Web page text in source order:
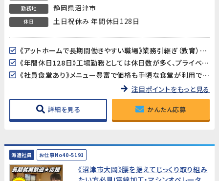
勤務地 静岡県沼津市
休日 土日祝休み 年間休日128日
《アットホームで長期間働きやすい職場》業務引継ぎ（教育）がしっかりあるので、未経験の方でも安心してスタートできます。
《年間休日128日》工場勤務としては休日数が多く、プライベートの時間をしっかり確保できます。
《社員食堂あり》メニュー豊富で価格も手頃な食堂が利用できます（約500円）。
注目ポイントをもっと見る
詳細を見る かんたん応募
派遣社員 お仕事No40-5191
《沼津市大岡》腰を据えてじっくり取り組み